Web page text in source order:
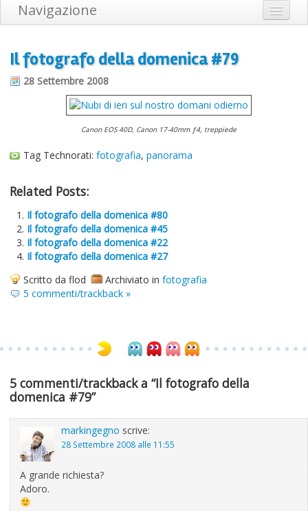
Navigazione
Informazioni sul blog
Il fotografo della domenica #79
28 Settembre 2008
Canon EOS 40D, Canon 17-40mm ƒ4, treppiede
Tag Technorati: fotografia, panorama
Related Posts:
Il fotografo della domenica #80
Il fotografo della domenica #45
Il fotografo della domenica #22
Il fotografo della domenica #27
Scritto da flod
Archiviato in fotografia
5 commenti/trackback »
5 commenti/trackback a “Il fotografo della
domenica #79”
markingegno scrive:
28 Settembre 2008 alle 11:55
A grande richiesta?
Adoro.